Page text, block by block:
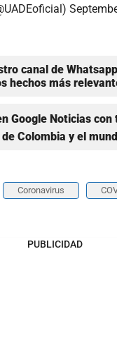
canal de
hechos más
Google Noticias con
Colombia y el
Coronavirus
PUBLICIDAD